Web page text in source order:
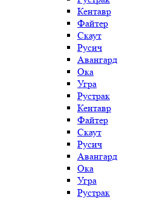
Кентавр
Файтер
Скаут
Русич
Авангард
Ока
Угра
Рустрак
Кентавр
Файтер
Скаут
Русич
Авангард
Ока
Угра
Рустрак